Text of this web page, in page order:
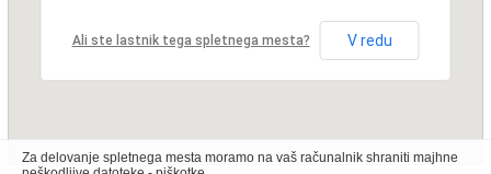
Ali ste lastnik tega spletnega mesta? V redu
Za delovanje spletnega mesta moramo na vaš računalnik shraniti majhne